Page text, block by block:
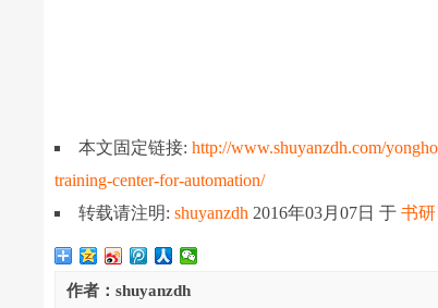
本文固定链接:http://www.shuyanzdh.com/
training-center-for-automation/
转载请注明:shuyanzdh 2016年03月07日于书
作者：shuyanzdh